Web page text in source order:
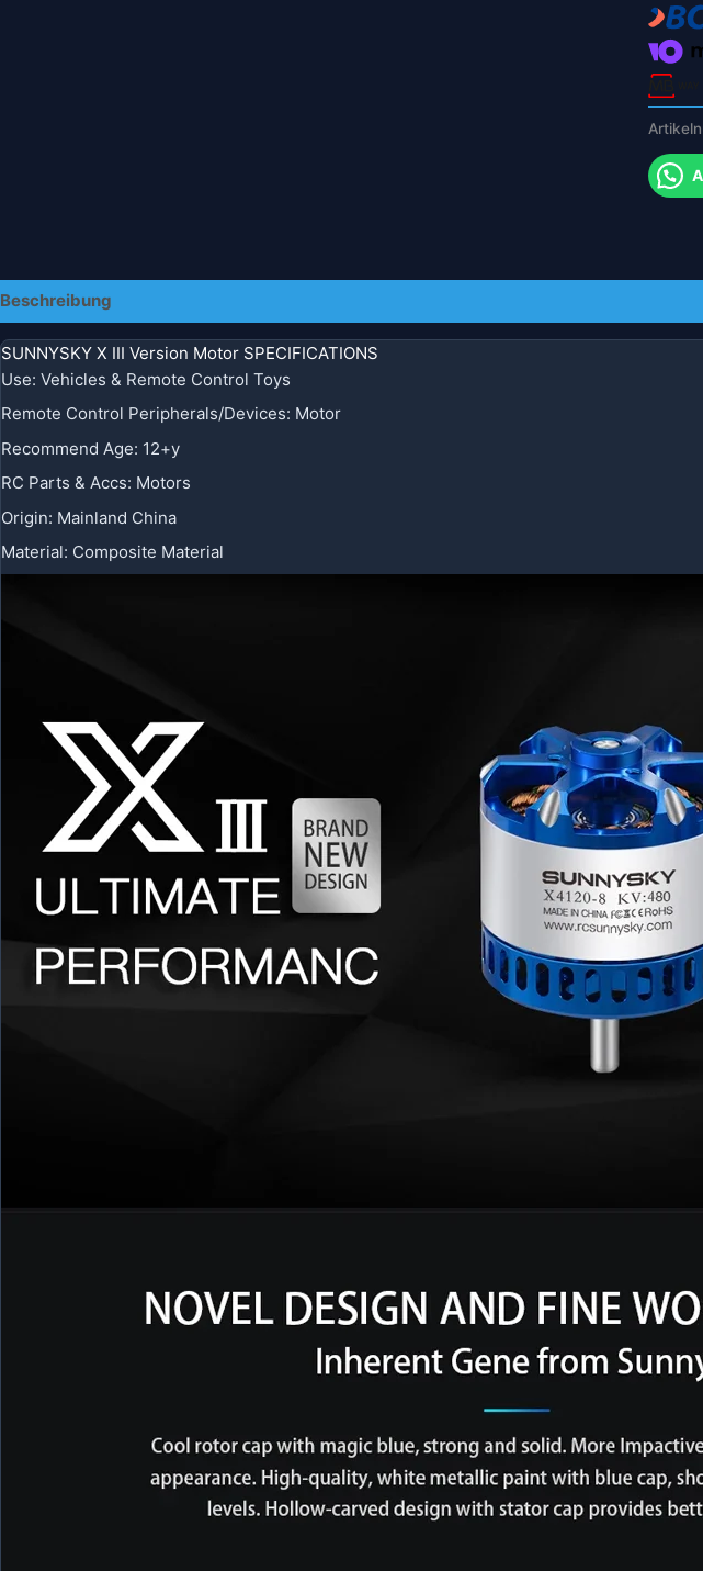
Motor
für
RC
Menge
Beschreibung
SUNNYSKY X III Version Motor SPECIFICATIONS
Use: Vehicles & Remote Control Toys
Remote Control Peripherals/Devices: Motor
Recommend Age: 12+y
RC Parts & Accs: Motors
Origin: Mainland China
Material: Composite Material